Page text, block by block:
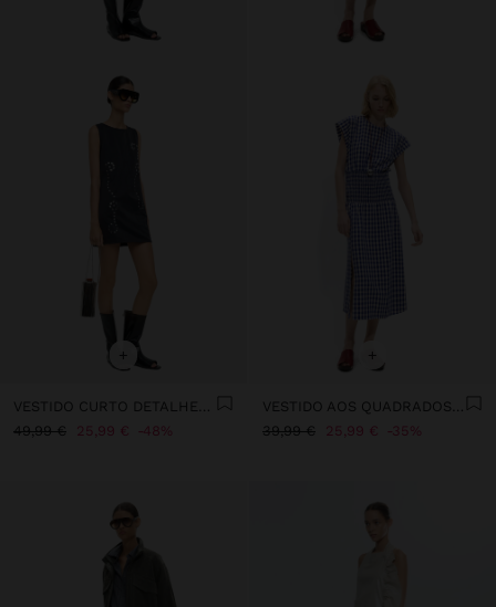
+
49,99 €
25,99 € 48%
+
39,99 €
25,99 € 35%